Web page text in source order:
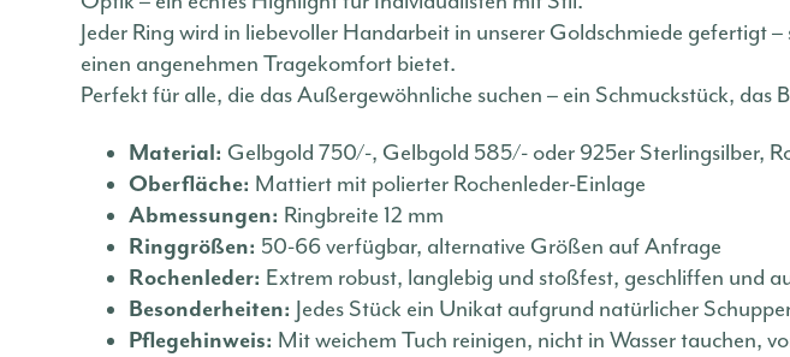
Jeder Ring wird in liebevoller Handarbeit in unserer Goldschmiede gefertigt
einen angenehmen Tragekomfort bietet.
Perfekt für alle, die das Außergewöhnliche suchen – ein Schmuckstück, das
Material:Gelbgold 750/-, Gelbgold 585/- oder 925er Sterlingsilber,
Oberfläche: Mattiert mit polierter Rochenleder-Einlage
Abmessungen: Ringbreite 12 mm
Ringgrößen: 50-66 verfügbar, alternative Größen auf Anfrage
Rochenleder: Extrem robust, langlebig und stoßfest, geschliffen und
Besonderheiten: Jedes Stück ein Unikat aufgrund natürlicher
Pflegehinweis: Mit weichem Tuch reinigen, nicht in Wasser tauchen,